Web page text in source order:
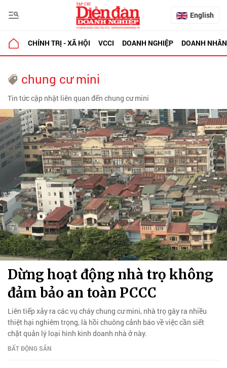
English
CHÍNH TRỊ - XÃ HỘI VCCI DOANH NGHIỆP DOANH NHÂN
chung cư mini
Tin tức cập nhật liên quan đến chung cư mini
Dừng hoạt động nhà trọ không
đảm bảo an toàn PCCC
Liên tiếp xảy ra các vụ cháy chung cư mini, nhà trọ gây ra nhiều
thiệt hại nghiêm trọng, là hồi chuông cảnh báo về việc cần siết
chặt quản lý loại hình kinh doanh nhà ở này.
BẤT ĐỘNG SẢN